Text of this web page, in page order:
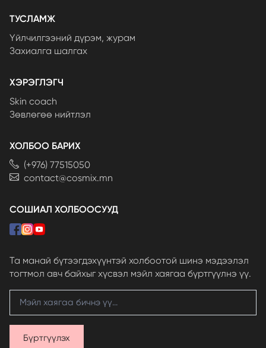
ТУСЛАМЖ
Үйлчилгээний дүрэм, журам
Захиалга шалгах
ХЭРЭГЛЭГЧ
Skin coach
Зөвлөгөө нийтлэл
ХОЛБОО БАРИХ
(+976) 77515050
contact@cosmix.mn
СОШИАЛ ХОЛБООСУУД
Та манай бүтээгдэхүүнтэй холбоотой шинэ мэдээлэл
тогтмол авч байхыг хүсвэл мэйл хаягаа бүртгүүлнэ үү.
Бүртгүүлэх